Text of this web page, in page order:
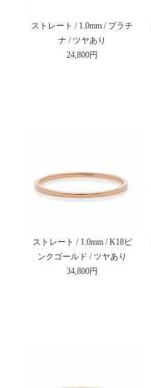
ストレート / 1.0mm / プラチ
ナ / ツヤあり
24,800円
ストレート / 1.0mm / K18ピ
ンクゴールド / ツヤあり
34,800円